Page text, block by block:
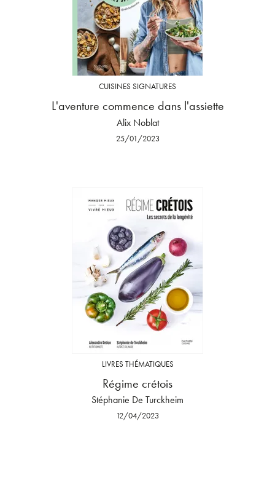
CUISINES SIGNATURES
L'aventure commence dans l'assiette
Alix Noblat
25/01/2023
LIVRES THÉMATIQUES
Régime crétois
Stéphanie De Turckheim
12/04/2023